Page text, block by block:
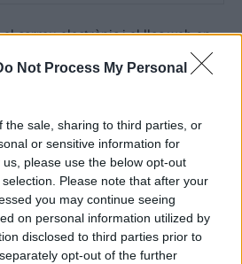
Not Process My Personal
the sale, sharing to third parties, or
or sensitive information for
please use the below opt-out
Please note that after your
you may continue seeing
on personal information utilized by
disclosed to third parties prior to
opt-out of the further
correu electrònic i el lloc web en
la propera vegada que comenti.
de Tortosa amplia el
de les obres de l’aparcament